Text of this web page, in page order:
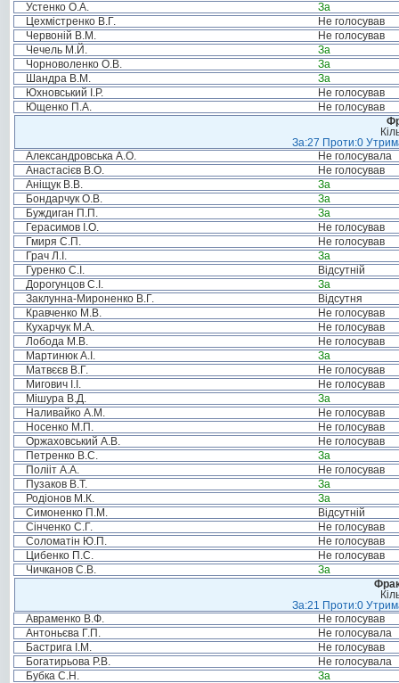
Устенко О.А.
За
Цехмістренко В.Г.
Не голосував
Червоній В.М.
Не голосував
Чечель М.Й.
За
Чорноволенко О.В.
За
Шандра В.М.
За
Юхновський І.Р.
Не голосував
Ющенко П.А.
Не голосував
За:27 Проти:0
Александровська А.О.
Не голосувала
Анастасієв В.О.
Не голосував
Аніщук В.В.
За
Бондарчук О.В.
За
Буждиган П.П.
За
Герасимов І.О.
Не голосував
Гмиря С.П.
Не голосував
Грач Л.І.
За
Гуренко С.І.
Відсутній
Дорогунцов С.І.
За
Заклунна-Мироненко В.Г.
Відсутня
Кравченко М.В.
Не голосував
Кухарчук М.А.
Не голосував
Лобода М.В.
Не голосував
Мартинюк А.І.
За
Матвєєв В.Г.
Не голосував
Мигович І.І.
Не голосував
Мішура В.Д.
За
Наливайко А.М.
Не голосував
Носенко М.П.
Не голосував
Оржаховський А.В.
Не голосував
Петренко В.С.
За
Полііт А.А.
Не голосував
Пузаков В.Т.
За
Родіонов М.К.
За
Симоненко П.М.
Відсутній
Сінченко С.Г.
Не голосував
Соломатін Ю.П.
Не голосував
Цибенко П.С.
Не голосував
Чичканов С.В.
За
За:21 Проти:0
Авраменко В.Ф.
Не голосував
Антоньєва Г.П.
Не голосувала
Бастрига І.М.
Не голосував
Богатирьова Р.В.
Не голосувала
Бубка С.Н.
За